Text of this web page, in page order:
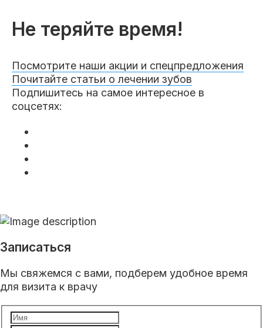
Не теряйте время!
Посмотрите наши акции и спецпредложения
Почитайте статьи о лечении зубов
Подпишитесь на самое интересное в
соцсетях:
Записаться
Мы свяжемся с вами, подберем удобное время
для визита к врачу